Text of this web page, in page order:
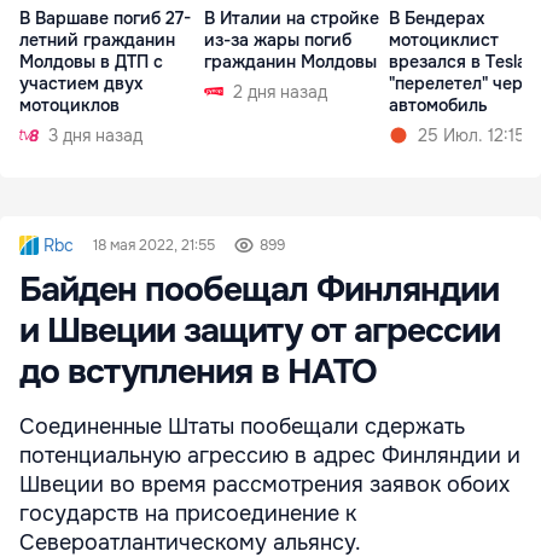
В Варшаве погиб 27-
летний гражданин
Молдовы в ДТП с
участием двух
мотоциклов
3 дня назад
В Италии на стройке
из-за жары погиб
гражданин Молдовы
2 дня назад
В Бендерах
мотоциклист
врезался в Tesla и
"перелетел" через
автомобиль
25 Июл. 12:15
Rbc 18 мая 2022, 21:55 899
Байден пообещал Финляндии
и Швеции защиту от агрессии
до вступления в НАТО
Соединенные Штаты пообещали сдержать
потенциальную агрессию в адрес Финляндии и
Швеции во время рассмотрения заявок обоих
государств на присоединение к
Североатлантическому альянсу.